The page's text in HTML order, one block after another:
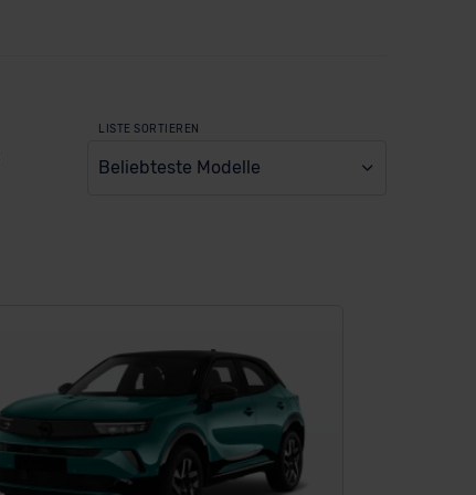
LISTE SORTIEREN
Beliebteste Modelle